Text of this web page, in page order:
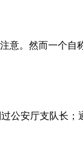
。然而一个
公安厅支队长